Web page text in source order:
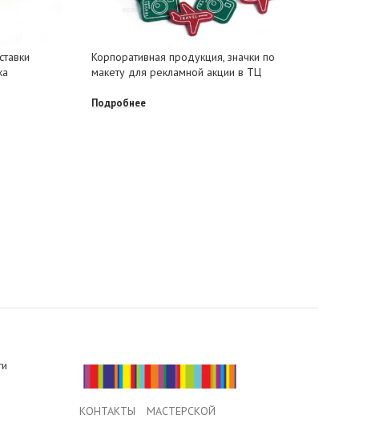
Корпоративная продукция, значки по
макету для рекламной акции в ТЦ
Подробнее
КОНТАКТЫ МАСТЕРСКОЙ